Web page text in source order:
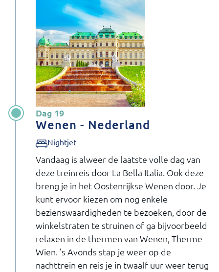
Dag 19
Wenen - Nederland
Nightjet
Vandaag is alweer de laatste volle dag van
deze treinreis door La Bella Italia. Ook deze
breng je in het Oostenrijkse Wenen door. Je
kunt ervoor kiezen om nog enkele
bezienswaardigheden te bezoeken, door de
winkelstraten te struinen of ga bijvoorbeeld
relaxen in de thermen van Wenen, Therme
Wien. ’s Avonds stap je weer op de
nachttrein en reis je in twaalf uur weer terug